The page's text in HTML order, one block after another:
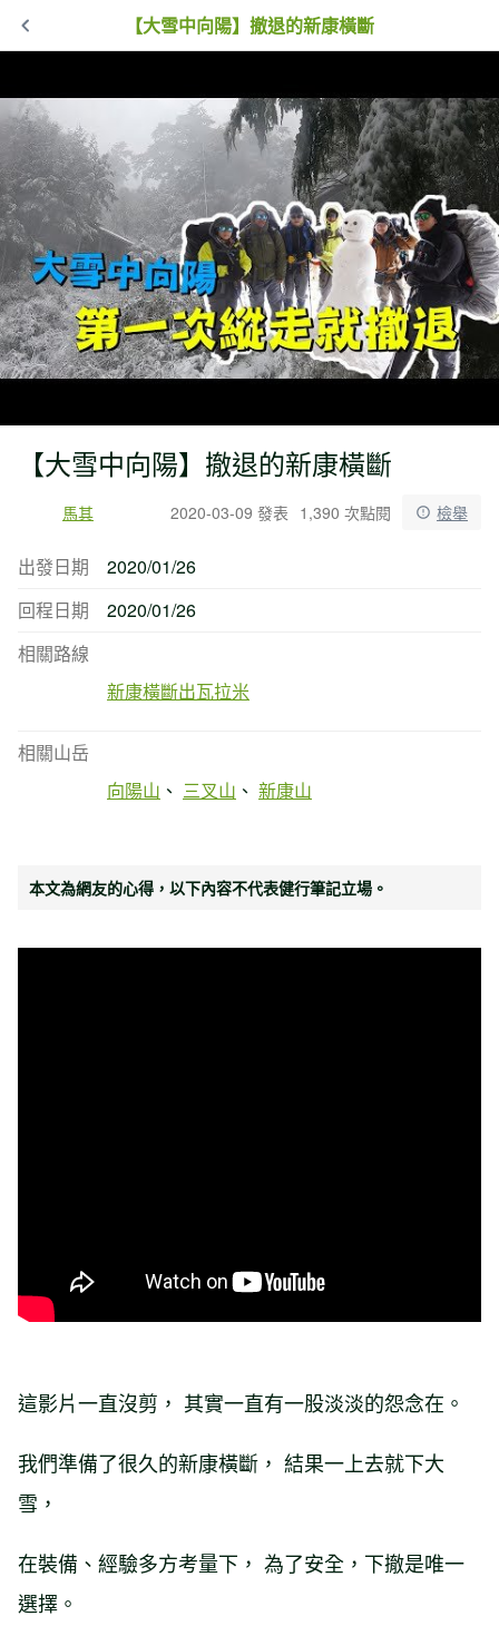
【大雪中向陽】撤退的新康橫斷
【大雪中向陽】撤退的新康橫斷
馬其 2020-03-09 發表 1,390 次點閱 檢舉
出發日期
2020/01/26
回程日期
2020/01/26
相關路線
新康橫斷出瓦拉米
相關山岳
向陽山
三叉山 新康山
本文為網友的心得，以下內容不代表健行筆記立場。
這影片一直沒剪， 其實一直有一股淡淡的怨念在。
我們準備了很久的新康橫斷， 結果一上去就下大
雪，
在裝備、經驗多方考量下， 為了安全，下撤是唯一
選擇。